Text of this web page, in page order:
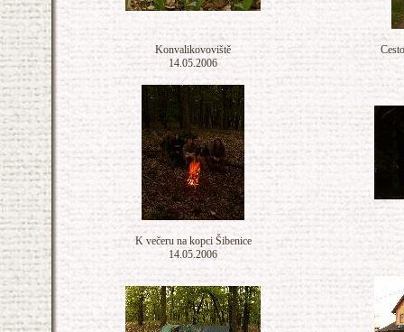
Konvalikovoviště
14.05.2006
K večeru na kopci Šibenice
14.05.2006